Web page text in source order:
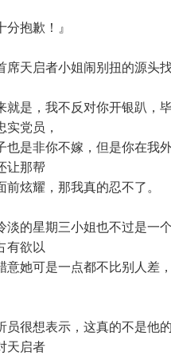
抱歉！』
天启者小姐闹别扭的源头找
是，我不反对你开银趴，毕
实党员，
也是非你不嫁，但是你在我
让那帮
前炫耀，那我真的忍不了。
的星期三小姐也不过是一个
有欲以
意她可是一点都不比别人
很想表示，这真的不是他
天启者